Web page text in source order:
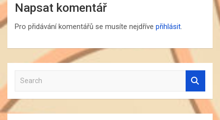
Napsat komentář
Pro přidávání komentářů se musíte nejdříve přihlásit.
a
r